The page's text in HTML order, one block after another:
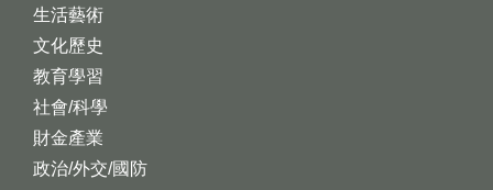
生活藝術
文化歷史
教育學習
社會/科學
財金產業
政治/外交/國防